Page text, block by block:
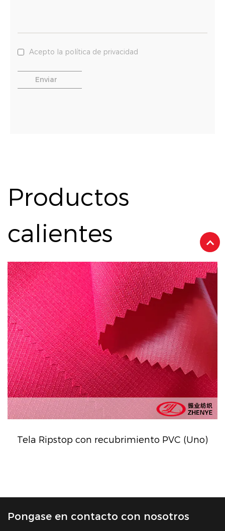
Acepto la política de privacidad
Productos
calientes
Tela Ripstop con recubrimiento PVC (Uno)
Pongase en contacto con nosotros